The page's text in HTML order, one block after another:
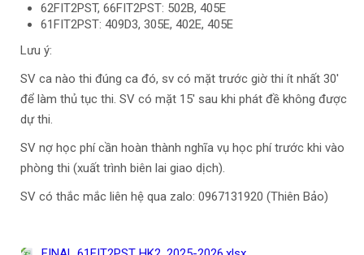
62FIT2PST, 66FIT2PST: 502B, 405E
61FIT2PST: 409D3, 305E, 402E, 405E
Lưu ý:
SV ca nào thi đúng ca đó, sv có mặt trước giờ thi ít nhất 30'
để làm thủ tục thi. SV có mặt 15' sau khi phát đề không được
dự thi.
SV nợ học phí cần hoàn thành nghĩa vụ học phí trước khi vào
phòng thi (xuất trình biên lai giao dịch).
SV có thắc mắc liên hệ qua zalo: 0967131920 (Thiên Bảo)